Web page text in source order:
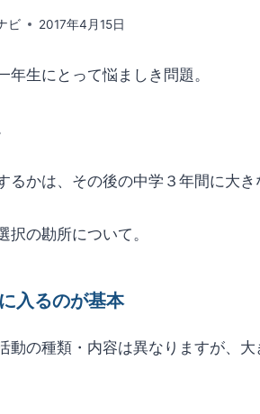
ビ 2017年4月15日
年生にとって悩ましき問題。
るかは、その後の中学３年間に大き
択の勘所について。
入るのが基本
動の種類・内容は異なりますが、